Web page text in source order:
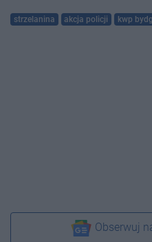
strzelanina akcja policji kwp
Obserwuj